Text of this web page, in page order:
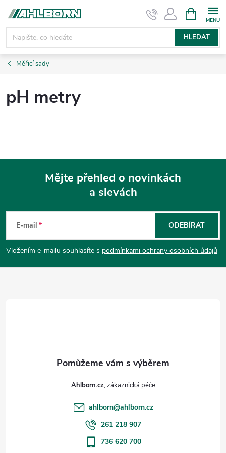
obsah
HLEDAT
NÁKUPNÍ
KOŠÍK
Měřicí sady
pH metry
p
a
Mějte přehled o novinkách
a slevách
E-mail
Vložením e-mailu souhlasíte s podmínkami ochrany osobních údajů
ODEBÍRAT
Ahlborn.cz
ahlborn@ahlborn.cz
261 218 907
736 620 700